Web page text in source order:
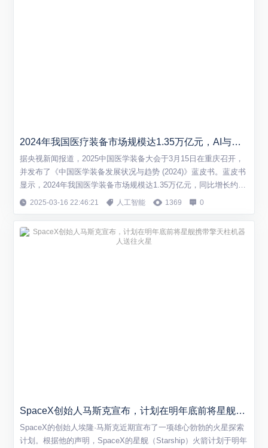
2024年我国医疗装备市场规模达1.35万亿元，AI与医疗装备结合迎机遇
据央视新闻报道，2025中国医学装备大会于3月15日在重庆召开，
并发布了《中国医学装备发展状况与趋势 (2024)》蓝皮书。蓝皮书
显示，2024年我国医学装备市场规模达1.35万亿元，同比增长约
6%。进出口贸易总额为791亿美元，同比增长0.71%。 市场规模稳
内超声...
2025-03-16 22:46:21 人工智能 1369 0
SpaceX创始人马斯克宣布，计划在明年底前将星舰携带擎天柱机器人送往火星
SpaceX的创始人埃隆·马斯克近期宣布了一项雄心勃勃的火星探索
计划。根据他的声明，SpaceX的星舰（Starship）火箭计划于明年